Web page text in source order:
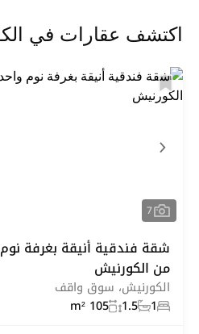
اكتشف عقارات في
7
شقة فندقية أنيقة بغرفة نوم
من الكورنيش
الكورنيش، سوق واقف
1
1.5
105 m²